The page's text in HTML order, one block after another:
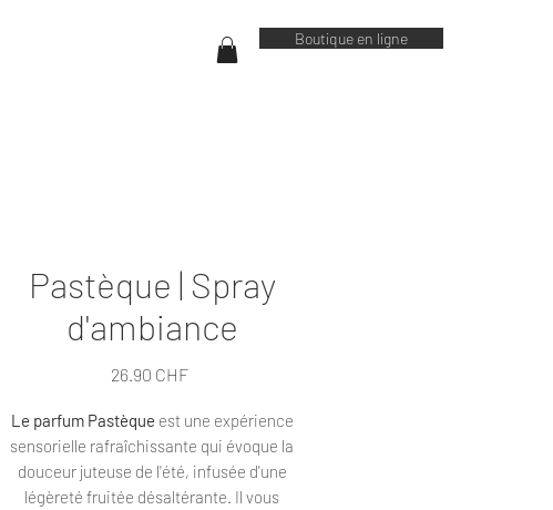
Boutique en ligne
Pastèque | Spray
d'ambiance
26.90 CHFPrix
Le parfum Pastèque est une expérience
sensorielle rafraîchissante qui évoque la
douceur juteuse de l'été, infusée d'une
légèreté fruitée désaltérante. Il vous